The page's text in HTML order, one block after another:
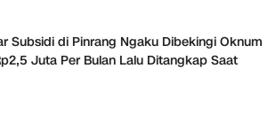
Subsidi di Pinrang Ngaku Dibekingi Oknum
Juta Per Bulan Lalu Ditangkap Saat